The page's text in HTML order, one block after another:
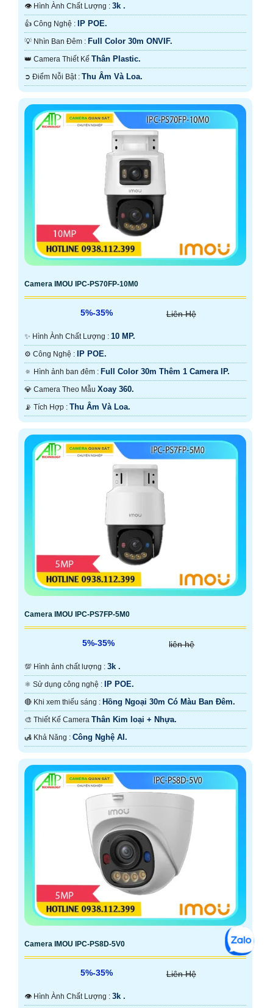
👁 Hình Ành Chất Lượng : 3k .
👍 Công Nghệ : IP POE.
💡 Nhìn Ban Đêm : Full Color 30m ONVIF.
👑 Camera Thiết Kế Thân Plastic.
️➲ Điểm Nỗi Bật : Thu Âm Và Loa.
Camera IMOU IPC-PS70FP-10M0
5%-35% Liên Hệ
✨ Hình Ành Chất Lượng : 10 MP.
⚙ Công Nghệ : IP POE.
🔅 Hình ảnh ban đêm : Full Color 30m Thêm 1 Camera IP.
💎 Camera Theo Mẫu Xoay 360.
️📡 Tích Hợp : Thu Âm Và Loa.
Camera IMOU IPC-PS7FP-5M0
5%-35% liên hệ
💯 Hình ảnh chất lượng : 3k .
⚛️ Sử dụng công nghệ : IP POE.
🔴 Khi xem thiếu sáng : Hồng Ngoại 30m Có Màu Ban Ðêm.
🎨 Thiết Kế Camera Thân Kim loại + Nhựa.
️🛃 Khả Năng : Công Nghệ AI.
Camera IMOU IPC-PS8D-5V0
5%-35% Liên Hệ
👁 Hình Ành Chất Lượng : 3k .